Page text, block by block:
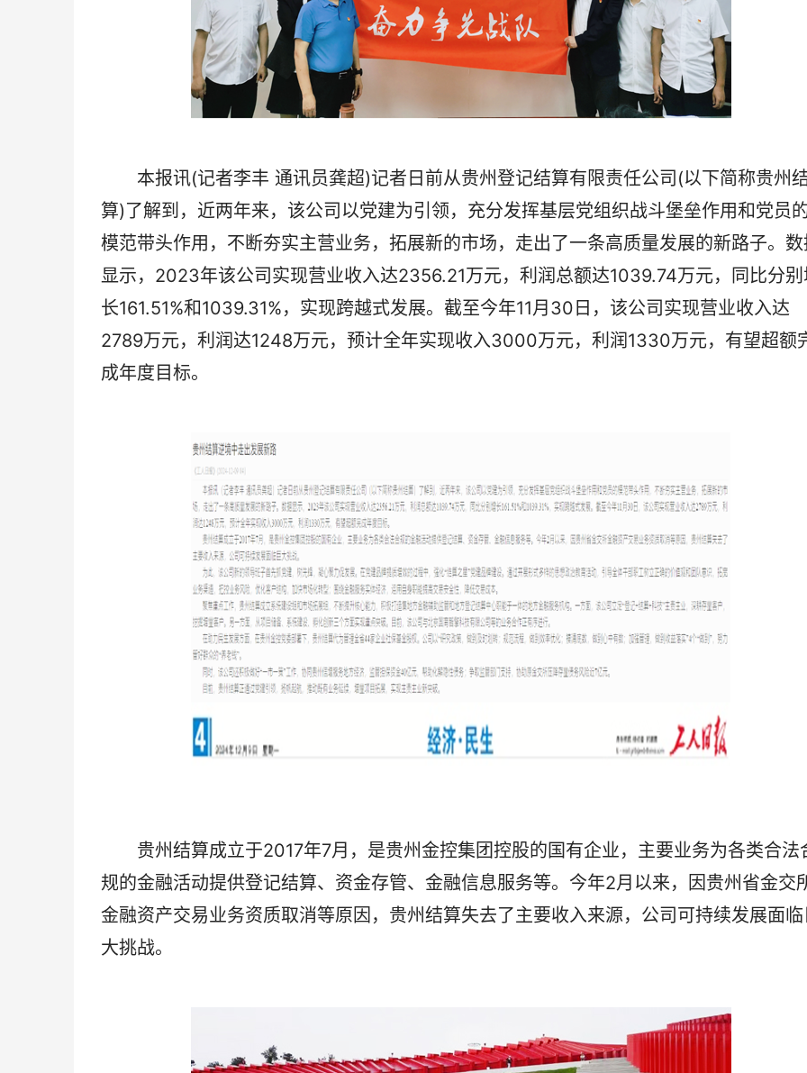
本报讯(记者李丰 通讯员龚超)记者日前从贵州登记结算有限责任公司(以下简称贵州
算)了解到，近两年来，该公司以党建为引领，充分发挥基层党组织战斗堡垒作用和党员
模范带头作用，不断夯实主营业务，拓展新的市场，走出了一条高质量发展的新路子。
显示，2023年该公司实现营业收入达2356.21万元，利润总额达1039.74万元，同比分别
长161.51%和1039.31%，实现跨越式发展。截至今年11月30日，该公司实现营业收入达
2789万元，利润达1248万元，预计全年实现收入3000万元，利润1330万元，有望超额
成年度目标。
贵州结算成立于2017年7月，是贵州金控集团控股的国有企业，主要业务为各类合法
规的金融活动提供登记结算、资金存管、金融信息服务等。今年2月以来，因贵州省金交
金融资产交易业务资质取消等原因，贵州结算失去了主要收入来源，公司可持续发展面临
大挑战。